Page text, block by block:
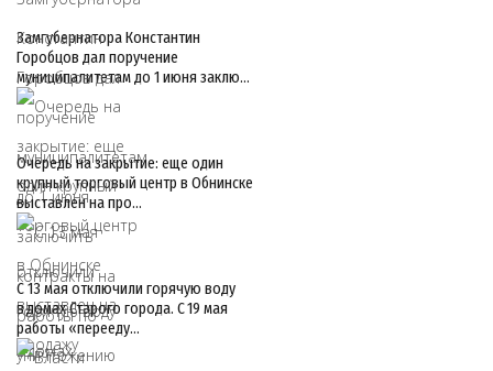
Замгубернатора Константин
Горобцов дал поручение
муниципалитетам до 1 июня заклю…
Очередь на закрытие: еще один
крупный торговый центр в Обнинске
выставлен на про…
С 13 мая отключили горячую воду
в домах Старого города. С 19 мая
работы «перееду…